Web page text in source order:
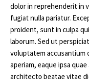
dolor in reprehenderit in
fugiat nulla pariatur.
proident, sunt in culpa
laborum. Sed ut
voluptatem accusantium
aperiam, eaque ipsa
architecto beatae vitae